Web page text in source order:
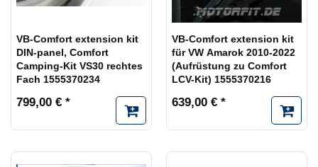
VB-Comfort extension kit
DIN-panel, Comfort
Camping-Kit VS30 rechtes
Fach 1555370234
799,00 € *
VB-Comfort extension kit
für VW Amarok 2010-2022
(Aufrüstung zu Comfort
LCV-Kit) 1555370216
639,00 € *